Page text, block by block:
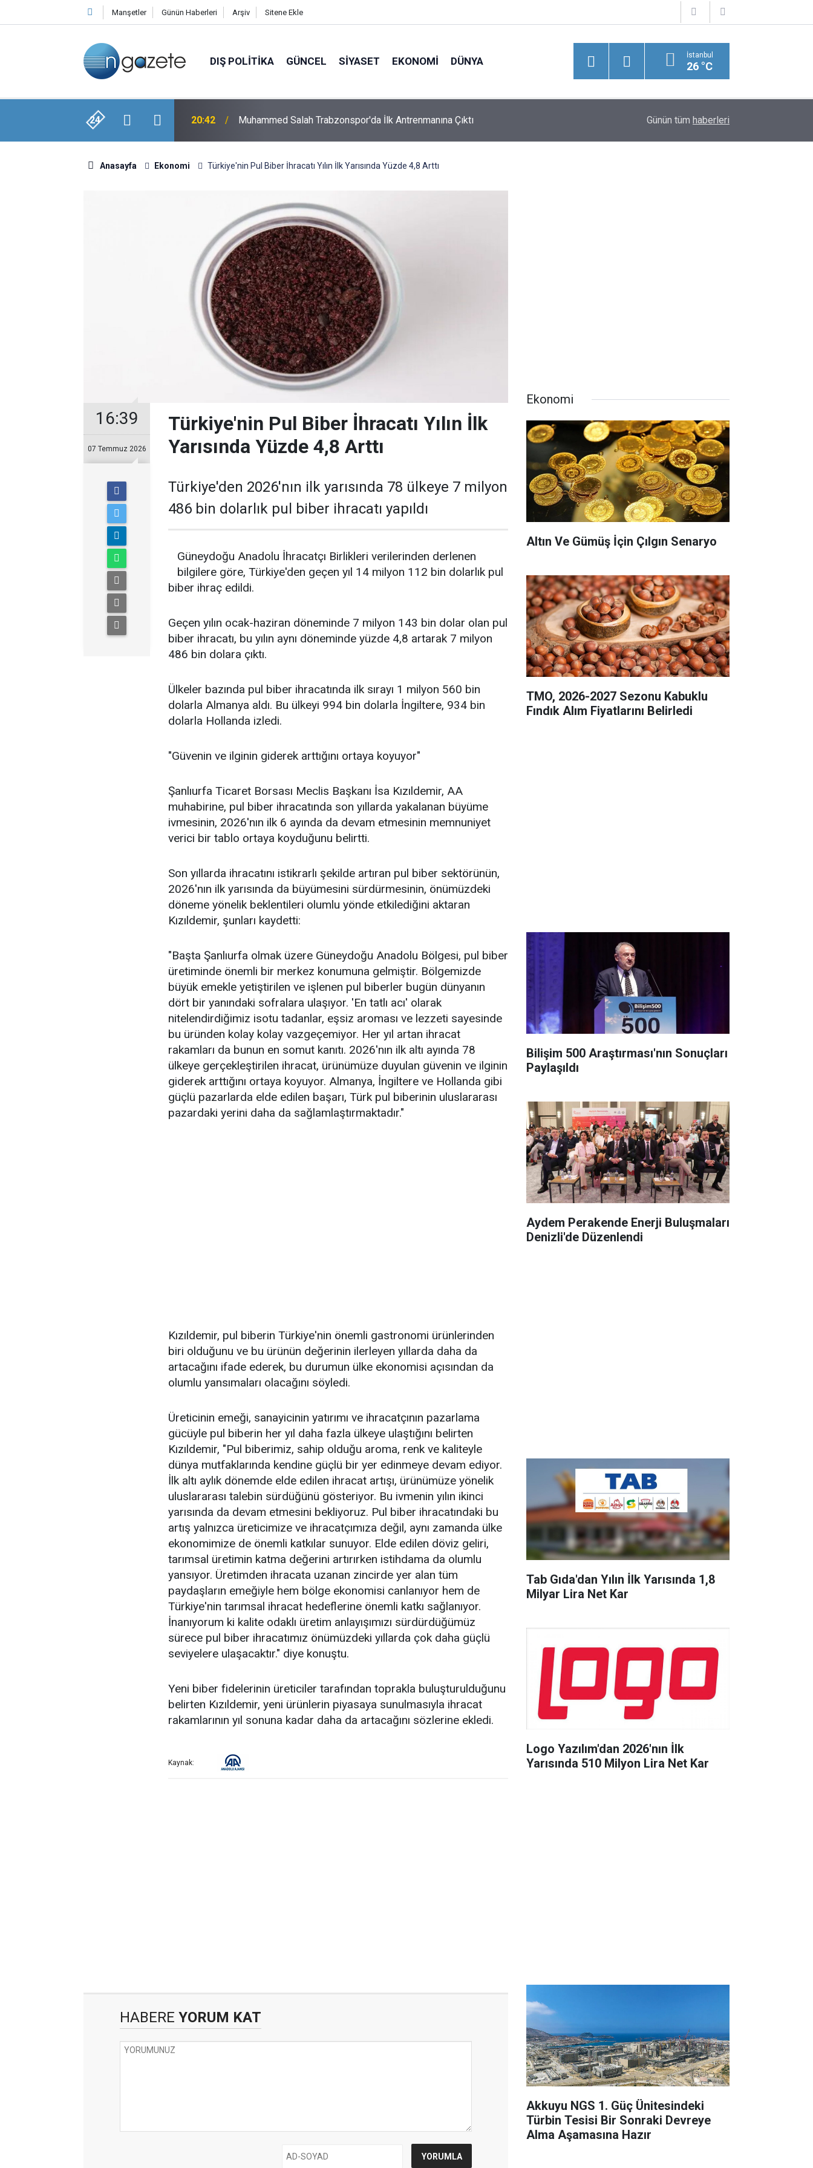
Manşetler Günün Haberleri Arşiv Sitene Ekle
DIŞ POLITIKA GÜNCEL SIYASET EKONOMI DÜNYA İstanbul
26 °C
24
Gelen Şiddetli Patlamada Ölü Ve
20:42 Muhammed Salah Trabzonspor'da İlk Antrenmanına Çıktı MGK Toplantısı Sona Erdi! 8 Maddelik Bildiride
Günün tüm haberleri
Anasayfa Ekonomi Türkiye'nin Pul Biber İhracatı Yılın İlk Yarısında Yüzde 4,8 Arttı
16:39
07 Temmuz 2026
Türkiye'nin Pul Biber İhracatı Yılın İlk
Yarısında Yüzde 4,8 Arttı
Türkiye'den 2026'nın ilk yarısında 78 ülkeye 7 milyon
486 bin dolarlık pul biber ihracatı yapıldı
Güneydoğu Anadolu İhracatçı Birlikleri verilerinden derlenen
bilgilere göre, Türkiye'den geçen yıl 14 milyon 112 bin dolarlık pul
biber ihraç edildi.
Geçen yılın ocak-haziran döneminde 7 milyon 143 bin dolar olan pul
biber ihracatı, bu yılın aynı döneminde yüzde 4,8 artarak 7 milyon
486 bin dolara çıktı.
Ülkeler bazında pul biber ihracatında ilk sırayı 1 milyon 560 bin
dolarla Almanya aldı. Bu ülkeyi 994 bin dolarla İngiltere, 934 bin
dolarla Hollanda izledi.
"Güvenin ve ilginin giderek arttığını ortaya koyuyor"
Şanlıurfa Ticaret Borsası Meclis Başkanı İsa Kızıldemir, AA
muhabirine, pul biber ihracatında son yıllarda yakalanan büyüme
ivmesinin, 2026'nın ilk 6 ayında da devam etmesinin memnuniyet
verici bir tablo ortaya koyduğunu belirtti.
Son yıllarda ihracatını istikrarlı şekilde artıran pul biber sektörünün,
2026'nın ilk yarısında da büyümesini sürdürmesinin, önümüzdeki
döneme yönelik beklentileri olumlu yönde etkilediğini aktaran
Kızıldemir, şunları kaydetti:
"Başta Şanlıurfa olmak üzere Güneydoğu Anadolu Bölgesi, pul biber
üretiminde önemli bir merkez konumuna gelmiştir. Bölgemizde
büyük emekle yetiştirilen ve işlenen pul biberler bugün dünyanın
dört bir yanındaki sofralara ulaşıyor. 'En tatlı acı' olarak
nitelendirdiğimiz isotu tadanlar, eşsiz aroması ve lezzeti sayesinde
bu üründen kolay kolay vazgeçemiyor. Her yıl artan ihracat
rakamları da bunun en somut kanıtı. 2026'nın ilk altı ayında 78
ülkeye gerçekleştirilen ihracat, ürünümüze duyulan güvenin ve ilginin
giderek arttığını ortaya koyuyor. Almanya, İngiltere ve Hollanda gibi
güçlü pazarlarda elde edilen başarı, Türk pul biberinin uluslararası
pazardaki yerini daha da sağlamlaştırmaktadır."
Kızıldemir, pul biberin Türkiye'nin önemli gastronomi ürünlerinden
biri olduğunu ve bu ürünün değerinin ilerleyen yıllarda daha da
artacağını ifade ederek, bu durumun ülke ekonomisi açısından da
olumlu yansımaları olacağını söyledi.
Üreticinin emeği, sanayicinin yatırımı ve ihracatçının pazarlama
gücüyle pul biberin her yıl daha fazla ülkeye ulaştığını belirten
Kızıldemir, "Pul biberimiz, sahip olduğu aroma, renk ve kaliteyle
dünya mutfaklarında kendine güçlü bir yer edinmeye devam ediyor.
İlk altı aylık dönemde elde edilen ihracat artışı, ürünümüze yönelik
uluslararası talebin sürdüğünü gösteriyor. Bu ivmenin yılın ikinci
yarısında da devam etmesini bekliyoruz. Pul biber ihracatındaki bu
artış yalnızca üreticimize ve ihracatçımıza değil, aynı zamanda ülke
ekonomimize de önemli katkılar sunuyor. Elde edilen döviz geliri,
tarımsal üretimin katma değerini artırırken istihdama da olumlu
yansıyor. Üretimden ihracata uzanan zincirde yer alan tüm
paydaşların emeğiyle hem bölge ekonomisi canlanıyor hem de
Türkiye'nin tarımsal ihracat hedeflerine önemli katkı sağlanıyor.
İnanıyorum ki kalite odaklı üretim anlayışımızı sürdürdüğümüz
sürece pul biber ihracatımız önümüzdeki yıllarda çok daha güçlü
seviyelere ulaşacaktır." diye konuştu.
Yeni biber fidelerinin üreticiler tarafından toprakla buluşturulduğunu
belirten Kızıldemir, yeni ürünlerin piyasaya sunulmasıyla ihracat
rakamlarının yıl sonuna kadar daha da artacağını sözlerine ekledi.
Kaynak:
HABERE YORUM KAT
Ekonomi
Altın Ve Gümüş İçin Çılgın Senaryo
TMO, 2026-2027 Sezonu Kabuklu
Fındık Alım Fiyatlarını Belirledi
Bilişim 500 Araştırması'nın Sonuçları
Paylaşıldı
Aydem Perakende Enerji Buluşmaları
Denizli'de Düzenlendi
Tab Gıda'dan Yılın İlk Yarısında 1,8
Milyar Lira Net Kar
Logo Yazılım'dan 2026'nın İlk
Yarısında 510 Milyon Lira Net Kar
Akkuyu NGS 1. Güç Ünitesindeki
Türbin Tesisi Bir Sonraki Devreye
Alma Aşamasına Hazır